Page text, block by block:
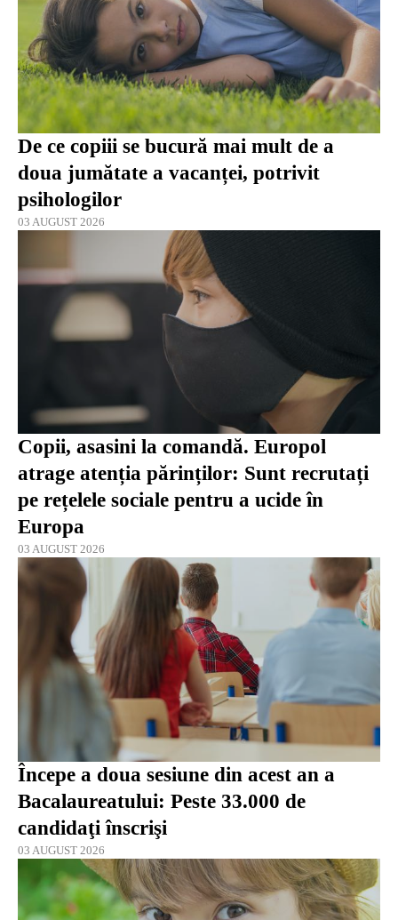
De ce copiii se bucură mai mult de a
doua jumătate a vacanței, potrivit
psihologilor
03 AUGUST 2026
Copii, asasini la comandă. Europol
atrage atenția părinților: Sunt recrutați
pe rețelele sociale pentru a ucide în
Europa
03 AUGUST 2026
Începe a doua sesiune din acest an a
Bacalaureatului: Peste 33.000 de
candidaţi înscrişi
03 AUGUST 2026